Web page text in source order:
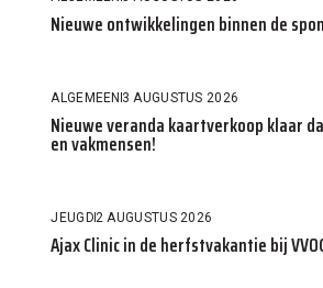
Nieuwe ontwikkelingen binnen de
ALGEMEEN3 AUGUSTUS 2026
Nieuwe veranda kaartverkoop klaar
en vakmensen!
JEUGD2 AUGUSTUS 2026
Ajax Clinic in de herfstvakantie bij